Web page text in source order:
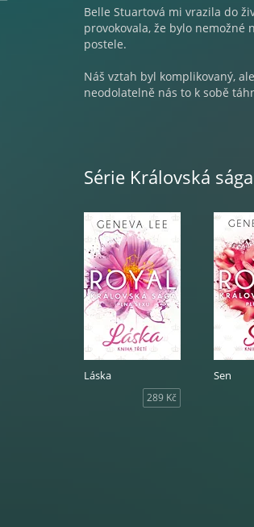
Belle Stuartová mi vrazila do
provokovala, že bylo
postele.
Náš vztah byl komplikovaný,
neodolatelně nás to k sobě
Chtít ji a být s ní je
Tahle žena pro mě není kořist,
Udělám všechno, co bude v
už nikdy neuvidím.
Je to jediná žena v mém
Když mě dostihla minulost,
umíněně trvala na tom, že
V Londýně ale neexistuje
Série Královská sága
Láska
289 Kč
Sen